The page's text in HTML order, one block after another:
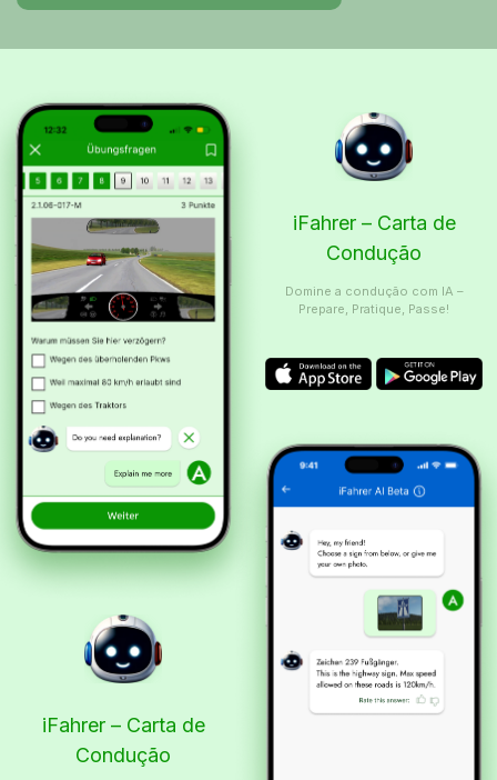
iFahrer – Carta de
Condução
iFahrer – Carta de
Condução
Domine a condução com IA –
Prepare, Pratique, Passe!